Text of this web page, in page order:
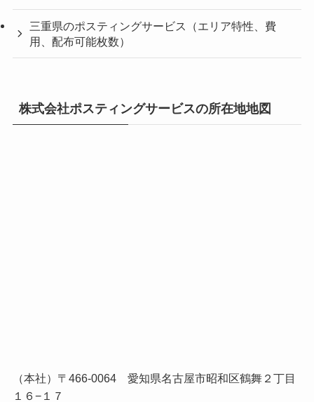
三重県のポスティングサービス（エリア特性、費
用、配布可能枚数）
株式会社ポスティングサービスの所在地地図
（本社）〒466-0064 愛知県名古屋市昭和区鶴舞２丁目
１６−１７